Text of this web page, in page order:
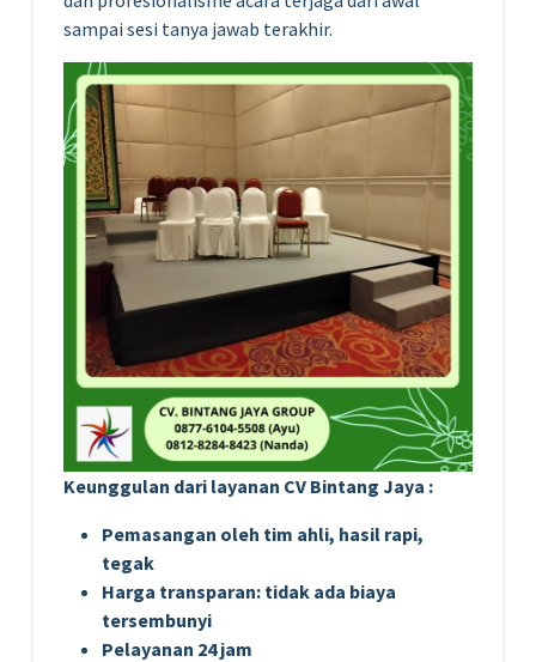
sampai sesi tanya jawab terakhir.
Keunggulan dari layanan CV Bintang Jaya :
Pemasangan oleh tim ahli, hasil rapi,
tegak
Harga transparan: tidak ada biaya
tersembunyi
Pelayanan 24 jam